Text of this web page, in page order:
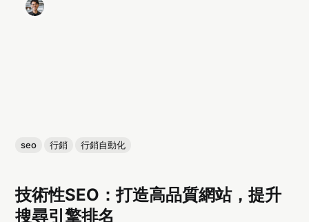
seo 行銷 行銷自動化
技術性SEO：打造高品質網站，提升
搜尋引擎排名